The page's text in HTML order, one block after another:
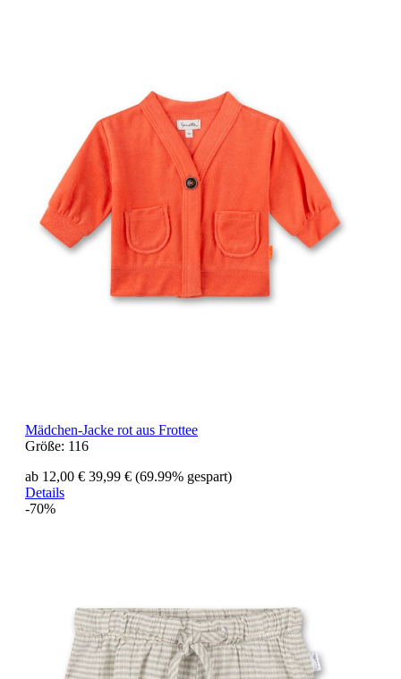
Mädchen-Jacke rot aus Frottee
Größe: 116
ab 12,00 € 39,99 € (69.99% gespart)
Details
-70%